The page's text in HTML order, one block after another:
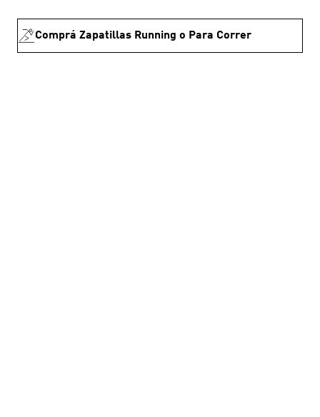
Comprá Zapatillas Running o Para Correr